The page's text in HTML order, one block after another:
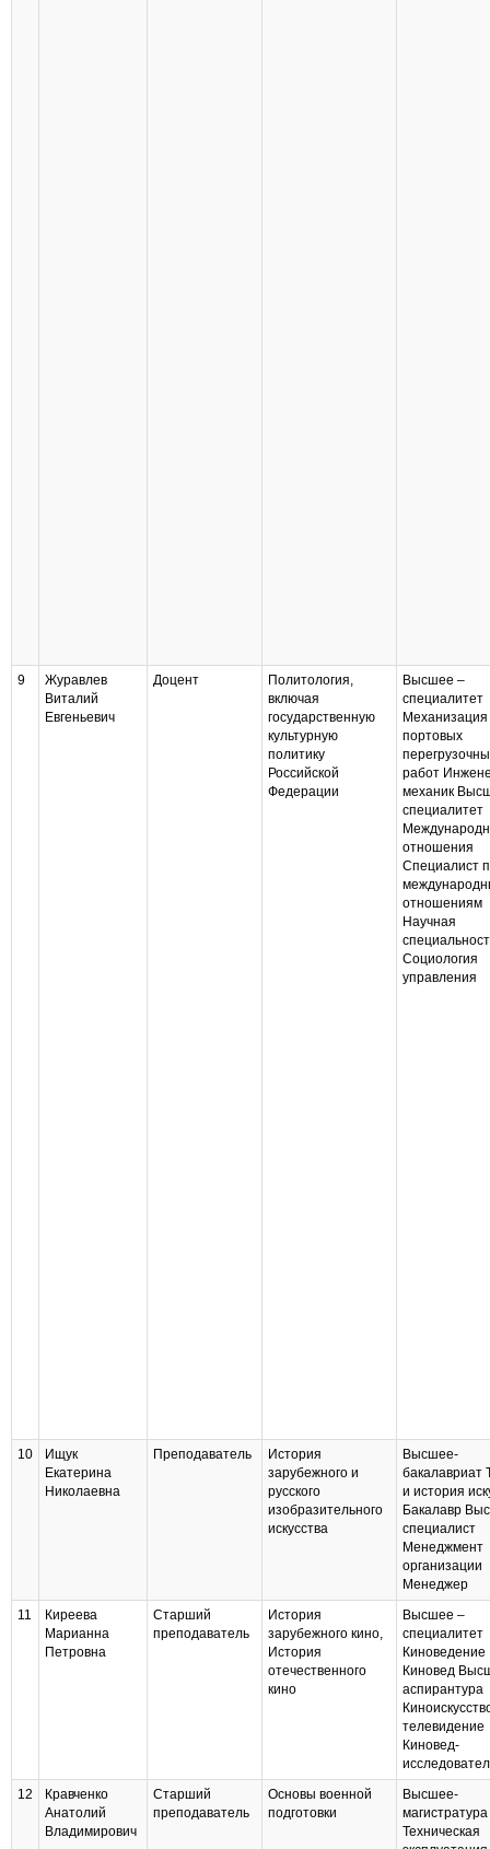
9
Журавлев
Виталий
Евгеньевич
Доцент
Политология,
включая
государственную
культурную
политику
Российской
Федерации
Высшее –
специалитет
Механизация
портовых
работ
механик
специалитет
отношения
Специалист
отношениям
Научная
Социология
управления
10
Ищук
Екатерина
Николаевна
Преподаватель
История
зарубежного и
русского
изобразительного
искусства
Высшее-
бакалавриат
и история
Бакалавр
специалист
Менеджмент
организации
Менеджер
11
Киреева
Марианна
Петровна
Старший
преподаватель
История
зарубежного кино,
История
отечественного
кино
Высшее –
специалитет
Киноведение
Киновед
аспирантура
телевидение
Киновед-
12
Кравченко
Анатолий
Владимирович
Старший
преподаватель
Основы военной
подготовки
Высшее-
магистратура
Техническая